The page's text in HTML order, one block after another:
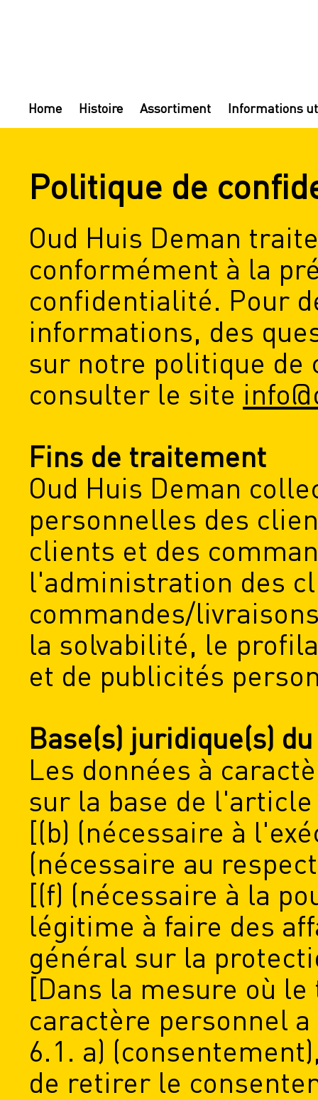
Home Histoire Assortiment Informations
Politique de
Oud Huis Deman
conformément à la
confidentialité. Pour
informations, des
sur notre politique
consulter le site
Fins de traitement
Oud Huis Deman
personnelles des
clients et des
l'administration des
commandes/
la solvabilité, le
et de publicités
Base(s) juridique(s)
Les données à
sur la base de
[(b) (nécessaire à
(nécessaire au
[(f) (nécessaire à la
légitime à faire des
général sur la
[Dans la mesure où
caractère personnel
6.1. a)
de retirer le